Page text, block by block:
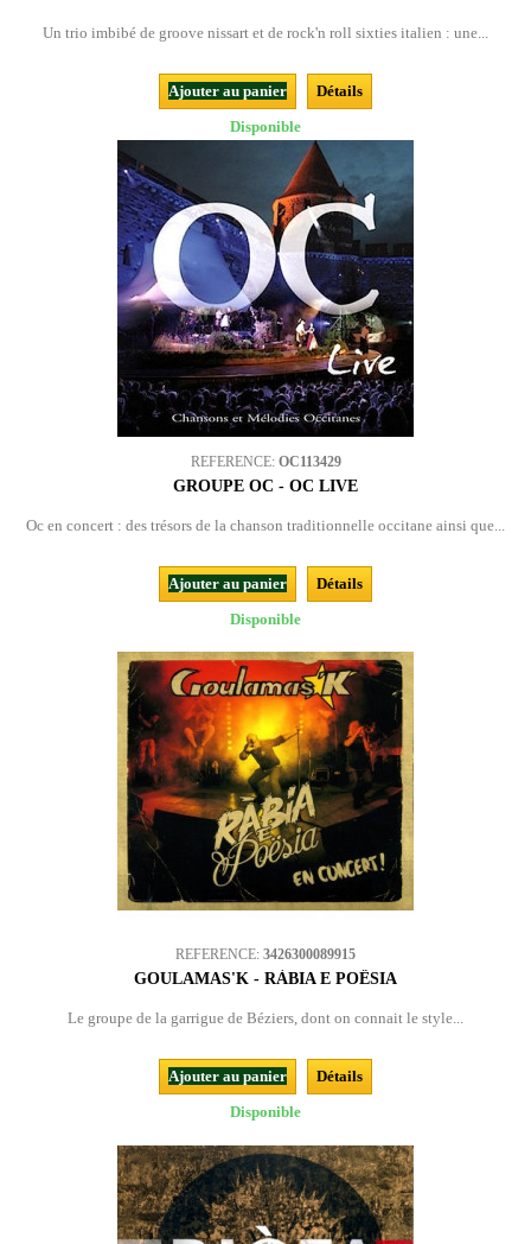
Un trio imbibé de groove nissart et de rock'n roll sixties italien : une...
Ajouter au panier
Détails
Disponible
REFERENCE: OC113429
GROUPE OC - OC LIVE
Oc en concert : des trésors de la chanson traditionnelle occitane ainsi que...
Ajouter au panier
Détails
Disponible
REFERENCE: 3426300089915
GOULAMAS'K - RÀBIA E POËSIA
Le groupe de la garrigue de Béziers, dont on connait le style...
Ajouter au panier
Détails
Disponible